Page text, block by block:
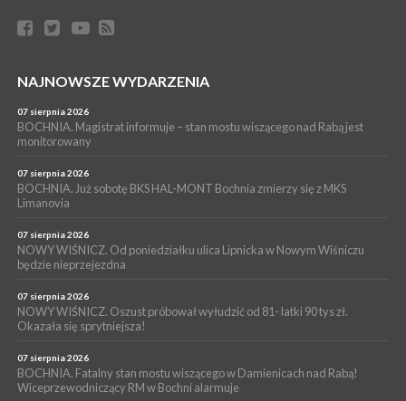
05 sierpnia 2026
Z BOCHNI NA JASNĄ GÓRĘ. Drugi dzień wędrówki [ZDJĘCIA]
05 sierpnia 2026
Przestrzennego Miasta Bochnia. To odpowiedź na działania
magistratu
05 sierpnia 2026
LIPNICA MUROWANA. Na święcie gminy zagra zespół Kombi
[PROGRAM]
NAJNOWSZE WYDARZENIA
07 sierpnia 2026
BOCHNIA. Magistrat informuje – stan mostu wiszącego nad Rabą jest
monitorowany
07 sierpnia 2026
BOCHNIA. Już sobotę BKS HAL-MONT Bochnia zmierzy się z MKS
Limanovia
07 sierpnia 2026
NOWY WIŚNICZ. Od poniedziałku ulica Lipnicka w Nowym Wiśniczu
będzie nieprzejezdna
07 sierpnia 2026
NOWY WIŚNICZ. Oszust próbował wyłudzić od 81- latki 90 tys zł.
Okazała się sprytniejsza!
07 sierpnia 2026
BOCHNIA. Fatalny stan mostu wiszącego w Damienicach nad Rabą!
Wiceprzewodniczący RM w Bochni alarmuje